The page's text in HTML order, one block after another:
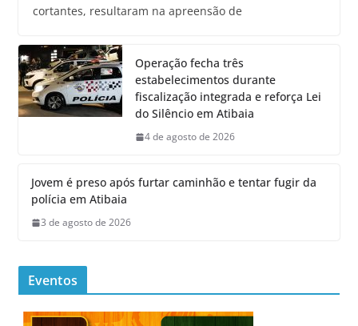
cortantes, resultaram na apreensão de
Operação fecha três
estabelecimentos durante
fiscalização integrada e reforça Lei
do Silêncio em Atibaia
4 de agosto de 2026
Jovem é preso após furtar caminhão e tentar fugir da
polícia em Atibaia
3 de agosto de 2026
Eventos